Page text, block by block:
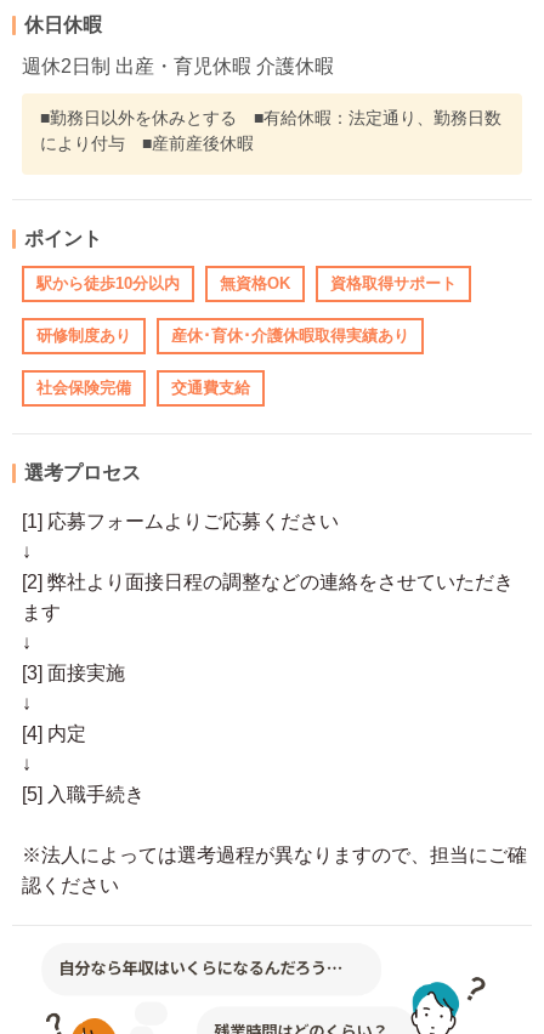
休日休暇
週休2日制 出産・育児休暇 介護休暇
■勤務日以外を休みとする ■有給休暇：法定通り、勤務日数
により付与 ■産前産後休暇
ポイント
駅から徒歩10分以内 無資格OK 資格取得サポート
研修制度あり 産休･育休･介護休暇取得実績あり
社会保険完備 交通費支給
選考プロセス
[1] 応募フォームよりご応募ください
↓
[2] 弊社より面接日程の調整などの連絡をさせていただき
ます
↓
[3] 面接実施
↓
[4] 内定
↓
[5] 入職手続き
※法人によっては選考過程が異なりますので、担当にご確
認ください